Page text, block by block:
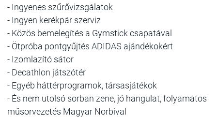
- Ingyenes szűrővizsgálatok
- Ingyen kerékpár szerviz
- Közös bemelegítés a Gymstick csapatával
- Ötpróba pontgyűjtés ADIDAS ajándékokért
- Izomlazító sátor
- Decathlon játszótér
- Egyéb háttérprogramok, társasjátékok
- És nem utolsó sorban zene, jó hangulat, folyamatos
műsorvezetés Magyar Norbival